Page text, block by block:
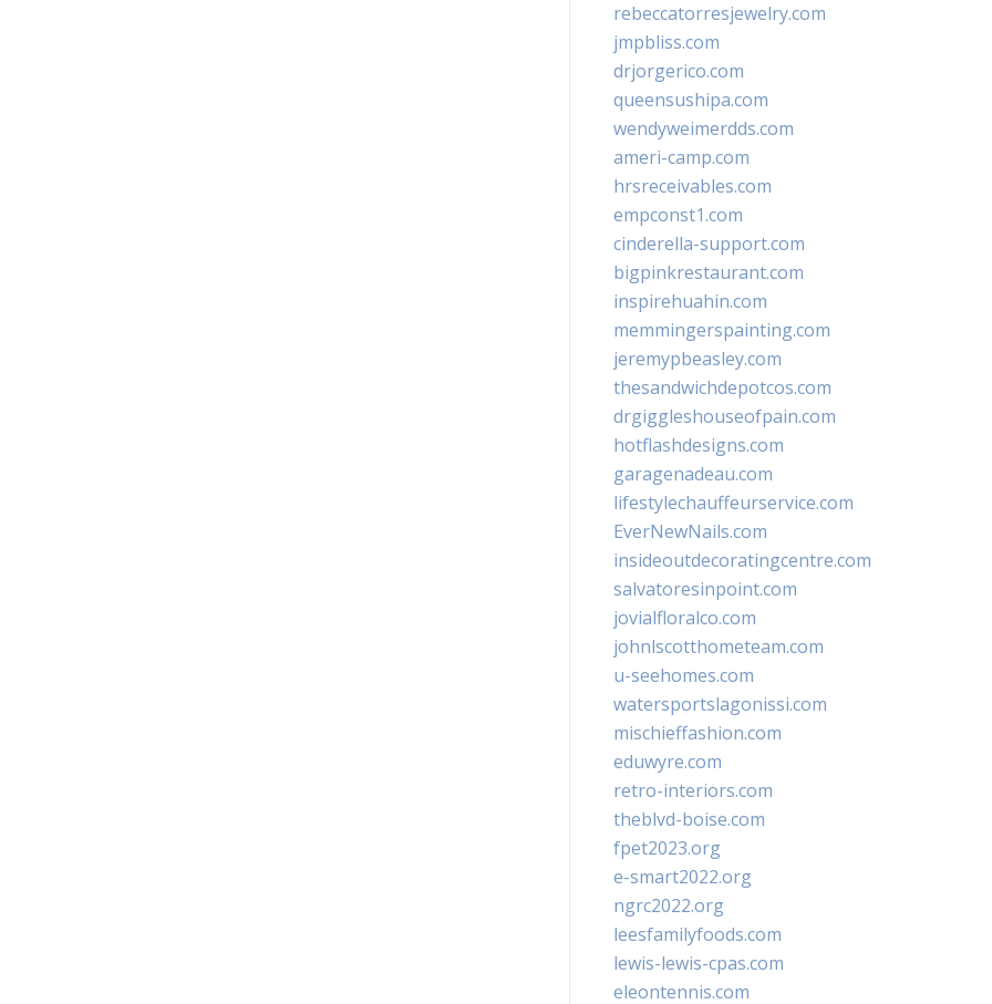
rebeccatorresjewelry.com
jmpbliss.com
drjorgerico.com
queensushipa.com
wendyweimerdds.com
ameri-camp.com
hrsreceivables.com
empconst1.com
cinderella-support.com
bigpinkrestaurant.com
inspirehuahin.com
memmingerspainting.com
jeremypbeasley.com
thesandwichdepotcos.com
drgiggleshouseofpain.com
hotflashdesigns.com
garagenadeau.com
lifestylechauffeurservice.com
EverNewNails.com
insideoutdecoratingcentre.com
salvatoresinpoint.com
jovialfloralco.com
johnlscotthometeam.com
u-seehomes.com
watersportslagonissi.com
mischieffashion.com
eduwyre.com
retro-interiors.com
theblvd-boise.com
fpet2023.org
e-smart2022.org
ngrc2022.org
leesfamilyfoods.com
lewis-lewis-cpas.com
eleontennis.com